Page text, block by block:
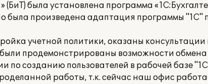
была установлена программа
была произведена адаптация программы
учетной политики, оказаны
продемонстрированы возможности
по созданию пользователей в рабочей базе
работы, т.к. сейчас наш офис